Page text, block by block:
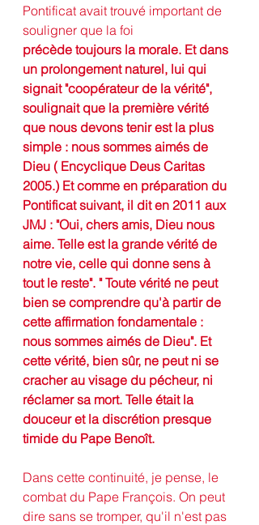
Pontificat avait trouvé important de
souligner que la foi
précède toujours la morale. Et dans
un prolongement naturel, lui qui
signait "coopérateur de la vérité",
soulignait que la première vérité
que nous devons tenir est la plus
simple : nous sommes aimés de
Dieu ( Encyclique Deus Caritas
2005.) Et comme en préparation du
Pontificat suivant, il dit en 2011 aux
JMJ : "Oui, chers amis, Dieu nous
aime. Telle est la grande vérité de
notre vie, celle qui donne sens à
tout le reste". " Toute vérité ne peut
bien se comprendre qu'à partir de
cette affirmation fondamentale :
nous sommes aimés de Dieu". Et
cette vérité, bien sûr, ne peut ni se
cracher au visage du pécheur, ni
réclamer sa mort. Telle était la
douceur et la discrétion presque
timide du Pape Benoît.
Dans cette continuité, je pense, le
combat du Pape François. On peut
dire sans se tromper, qu'il n'est pas